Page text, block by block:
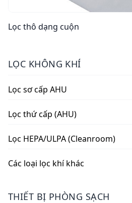
Lọc thô dạng cuộn
LỌC KHÔNG KHÍ
Lọc sơ cấp AHU
Lọc thứ cấp (AHU)
Lọc HEPA/ULPA (Cleanroom)
Các loại lọc khí khác
THIẾT BỊ PHÒNG SẠCH